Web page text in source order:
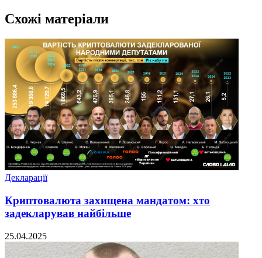
Схожі матеріали
Декларації
Криптовалюта захищена мандатом: хто
задекларував найбільше
25.04.2025